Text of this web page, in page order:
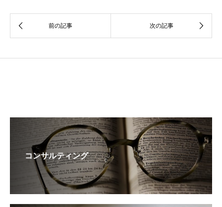
コンサルティング